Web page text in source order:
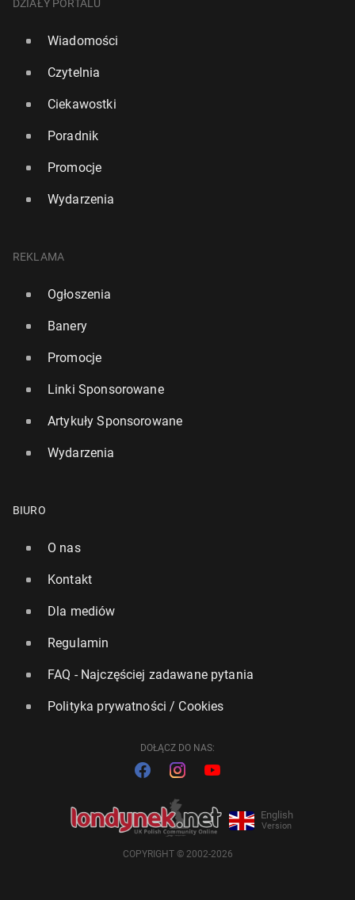
DZIAŁY PORTALU
Wiadomości
Czytelnia
Ciekawostki
Poradnik
Promocje
Wydarzenia
REKLAMA
Ogłoszenia
Banery
Promocje
Linki Sponsorowane
Artykuły Sponsorowane
Wydarzenia
BIURO
O nas
Kontakt
Dla mediów
Regulamin
FAQ - Najczęściej zadawane pytania
Polityka prywatności / Cookies
DOŁĄCZ DO NAS:
English
Version
COPYRIGHT © 2002-2026